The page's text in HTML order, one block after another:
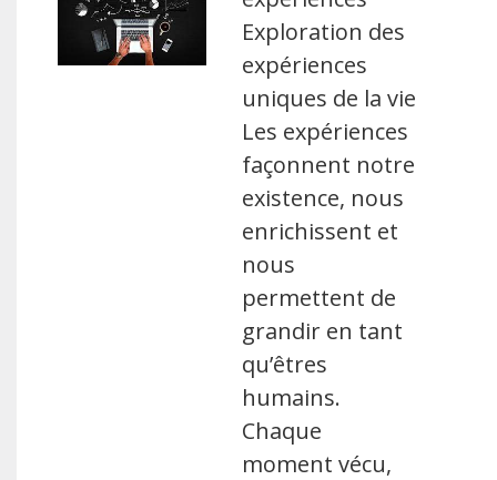
Exploration des
expériences
uniques de la vie
Les expériences
façonnent notre
existence, nous
enrichissent et
nous
permettent de
grandir en tant
qu’êtres
humains.
Chaque
moment vécu,